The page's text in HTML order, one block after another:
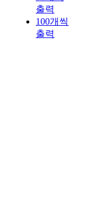
출력
100개씩
출력